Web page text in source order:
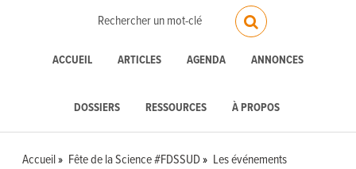
ACCUEIL ARTICLES AGENDA ANNONCES
DOSSIERS RESSOURCES À PROPOS
Accueil Fête de la Science #FDSSUD
Les événements